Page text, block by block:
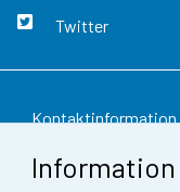
Twitter
Kontaktinformation
Respons